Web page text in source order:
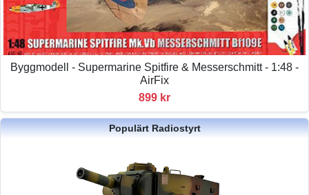
Byggmodell - Supermarine Spitfire & Messerschmitt - 1:48 -
AirFix
899 kr
Populärt Radiostyrt